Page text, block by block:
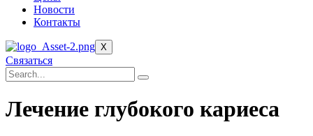
Новости
Контакты
X
Связаться
Лечение глубокого кариеса